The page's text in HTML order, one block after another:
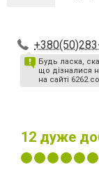
Будь ласка,
що дізналися
на сайті
12 дуже